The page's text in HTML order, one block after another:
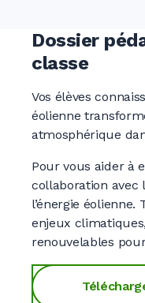
Dossier
classe
Vos élèves
éolienne
atmosphérique
Pour vous aider à
collaboration avec
l’énergie
enjeux
renouvelables